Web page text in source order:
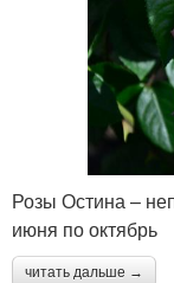
Розы Остина –
июня по октябрь
читать дальше →